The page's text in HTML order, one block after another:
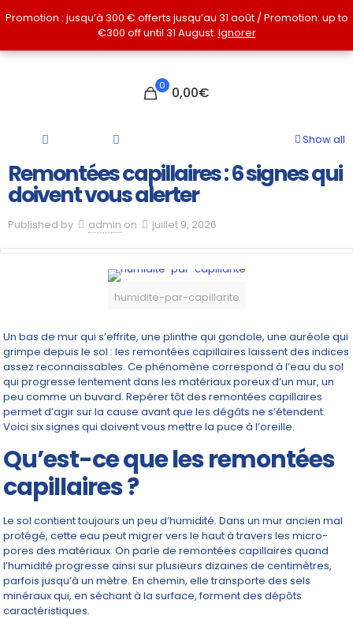
0 0,00€
Show all
Remontées capillaires : 6 signes qui
doivent vous alerter
Published by admin on juillet 9, 2026
humidite-par-capillarite
Un bas de mur qui s’effrite, une plinthe qui gondole, une auréole qui
grimpe depuis le sol : les remontées capillaires laissent des indices
assez reconnaissables. Ce phénomène correspond à l’eau du sol
qui progresse lentement dans les matériaux poreux d’un mur, un
peu comme un buvard. Repérer tôt des remontées capillaires
permet d’agir sur la cause avant que les dégâts ne s’étendent.
Voici six signes qui doivent vous mettre la puce à l’oreille.
Qu’est-ce que les remontées
capillaires ?
Le sol contient toujours un peu d’humidité. Dans un mur ancien mal
protégé, cette eau peut migrer vers le haut à travers les micro-
pores des matériaux. On parle de remontées capillaires quand
l’humidité progresse ainsi sur plusieurs dizaines de centimètres,
parfois jusqu’à un mètre. En chemin, elle transporte des sels
minéraux qui, en séchant à la surface, forment des dépôts
caractéristiques.
Promotion : jusqu’à 300 € offerts jusqu’au 31 août / Promotion: up to
€300 off until 31 August. Ignorer
Promotion : jusqu’à 300 € offerts jusqu’au 31 août / Promotion: up to
€300 off until 31 August. Ignorer